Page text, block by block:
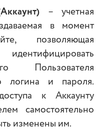
– учетная
в момент
позволяющая
Пользователя
логина и пароля.
к Аккаунту
самостоятельно
изменены им.